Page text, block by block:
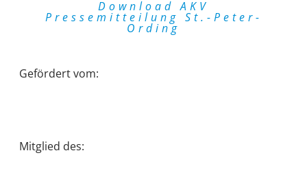
Download AKV
Pressemitteilung St.-Peter-
Ording
Gefördert vom:
Mitglied des: